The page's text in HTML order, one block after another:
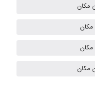
مکان
مکان
مکان
مکان